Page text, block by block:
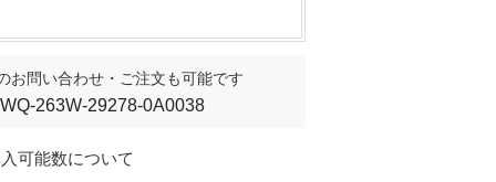
お問い合わせ・ご注文も可能です
IWQ-263W-29278-0A0038
可能数について